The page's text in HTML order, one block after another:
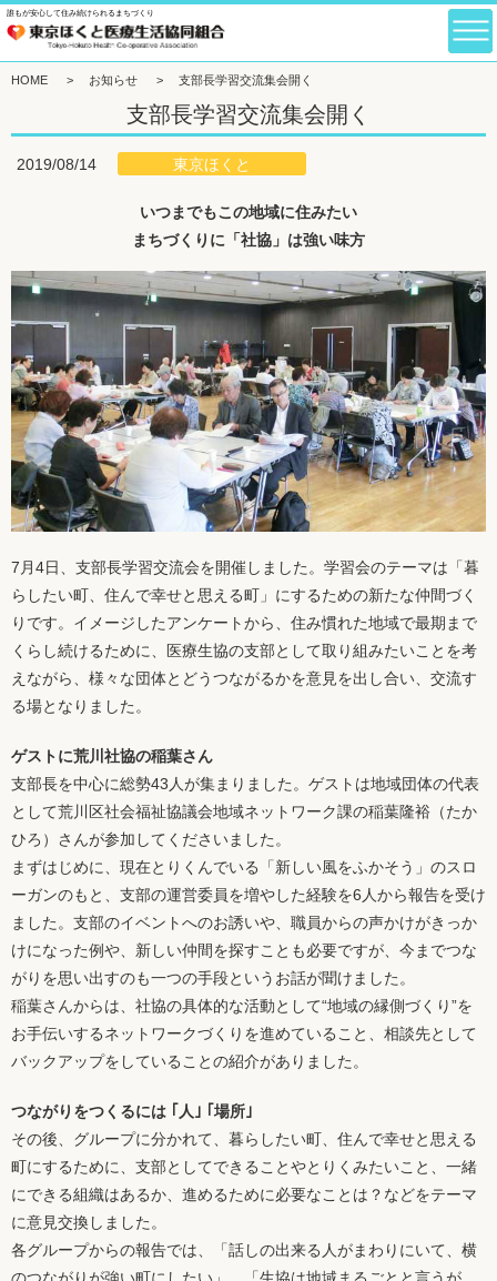
誰もが安心して住み続けられるまちづくり
HOME > お知らせ > 支部長学習交流集会開く
支部長学習交流集会開く
2019/08/14 東京ほくと
いつまでもこの地域に住みたい
まちづくりに「社協」は強い味方
7月4日、支部長学習交流会を開催しました。学習会のテーマは「暮
らしたい町、住んで幸せと思える町」にするための新たな仲間づく
りです。イメージしたアンケートから、住み慣れた地域で最期まで
くらし続けるために、医療生協の支部として取り組みたいことを考
えながら、様々な団体とどうつながるかを意見を出し合い、交流す
る場となりました。
ゲストに荒川社協の稲葉さん
支部長を中心に総勢43人が集まりました。ゲストは地域団体の代表
として荒川区社会福祉協議会地域ネットワーク課の稲葉隆裕（たか
ひろ）さんが参加してくださいました。
まずはじめに、現在とりくんでいる「新しい風をふかそう」のスロ
ーガンのもと、支部の運営委員を増やした経験を6人から報告を受け
ました。支部のイベントへのお誘いや、職員からの声かけがきっか
けになった例や、新しい仲間を探すことも必要ですが、今までつな
がりを思い出すのも一つの手段というお話が聞けました。
稲葉さんからは、社協の具体的な活動として“地域の縁側づくり”を
お手伝いするネットワークづくりを進めていること、相談先として
バックアップをしていることの紹介がありました。
つながりをつくるには ｢人｣ ｢場所｣
その後、グループに分かれて、暮らしたい町、住んで幸せと思える
町にするために、支部としてできることやとりくみたいこと、一緒
にできる組織はあるか、進めるために必要なことは？などをテーマ
に意見交換しました。
各グループからの報告では、「話しの出来る人がまわりにいて、横
のつながりが強い町にしたい」、「生協は地域まるごとと言うが、